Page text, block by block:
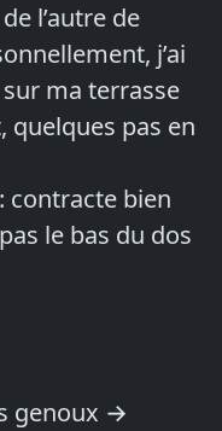
l’autre de
j’ai
ma terrasse
quelques pas en
: contracte bien
le bas du dos
genoux →